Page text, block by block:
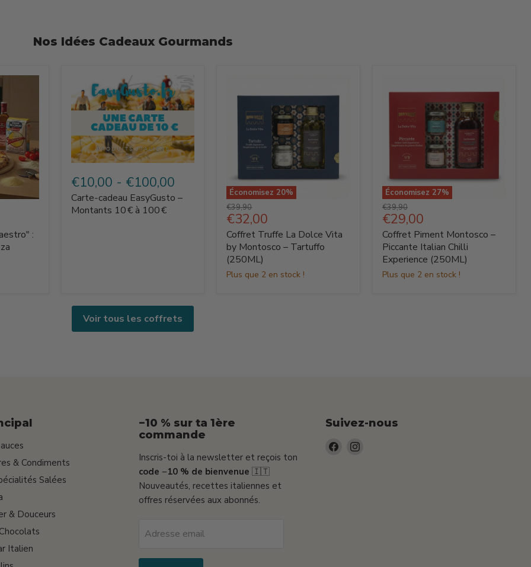
Nos Idées Cadeaux Gourmands
:
EasyGusto
–
Montants
10 €
€10,00 - €100,00
Carte‑cadeau EasyGusto –
Montants 10 € à 100 €
Économisez 20%
Coffret
Truffe
La
Dolce
Vita
by
Montosco
–
Prix
d'origine
€39,90
Prix
actuel
€32,00
Coffret Truffe La Dolce Vita
by Montosco – Tartuffo
(250ML)
Plus que 2 en stock !
Économisez 27%
Coffret
Piment
Montosco
–
Piccante
Italian
Chilli
Experience
Prix
d'origine
€39,90
Prix
actuel
€29,00
Coffret Piment Montosco –
Piccante Italian Chilli
Experience (250ML)
Plus que 2 en stock !
Voir tous les coffrets
& Condiments
Salées
& Douceurs
Italien
−10 % sur ta 1ère
commande
Inscris-toi à la newsletter et reçois ton
code −10 % de bienvenue 🇮🇹
Nouveautés, recettes italiennes et
offres réservées aux abonnés.
Adresse email
Suivez-nous
Trouvez-